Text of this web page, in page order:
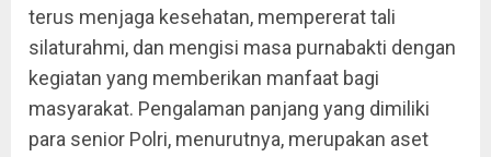
terus menjaga kesehatan, mempererat tali
silaturahmi, dan mengisi masa purnabakti dengan
kegiatan yang memberikan manfaat bagi
masyarakat. Pengalaman panjang yang dimiliki
para senior Polri, menurutnya, merupakan aset